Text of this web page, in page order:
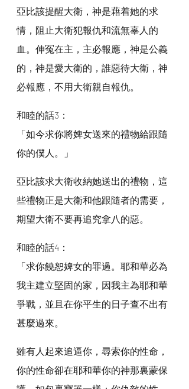
亞比該提醒大衛，神是藉着她的求
情，阻止大衛犯報仇和流無辜人的
血。伸冤在主，主必報應，神是公義
的，神是愛大衛的，誰惡待大衛，神
必報應，不用大衛親自報仇。
和睦的話3：
「如今求你將婢女送來的禮物給跟隨
你的僕人。」
亞比該求大衛收納她送出的禮物，這
些禮物正是大衛和他跟隨者的需要，
期望大衛不要再追究拿八的惡。
和睦的話4：
「求你饒恕婢女的罪過。耶和華必為
我主建立堅固的家，因我主為耶和華
爭戰，並且在你平生的日子查不出有
甚麼過來。
雖有人起來追逼你，尋索你的性命，
你的性命卻在耶和華你的神那裏蒙保